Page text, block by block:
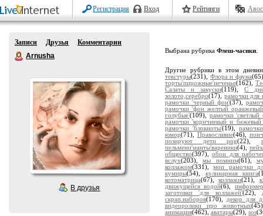
Регистрация Вход Рейтинги
Записи Друзья
Комментарии
Arnusha
В друзья
Выбрана рубрика Флеш-часики
Другие рубрики в этом
текстуры(231), Флора и фауна
торты'пирожные'печенье(162),
Салаты и закуски(119),С
золото,серебро(17), рамочки для
рамочки 'черный фон'(37),
рамочки 'фон желтый
голубые'(109), рамочки 'светлый
рамочки 'коричневый и
рамочки 'блокноты'(19),
юмор(71), Православие(46),
позируют дети png(22),
пельмени'манты'вареники(4),
общество(397),обои для
вслух(203),мы помним(61),
коллажом(331),мои рамочки
кумиры(54), кулинарная книга
котоматрица(67),коллажи(21),
движущейся водой(6),
заготовки 'для коллажей'(22),
скрап.наборов(170), декор для
видеоролики про животных
анимация(462), аватары(29), sos